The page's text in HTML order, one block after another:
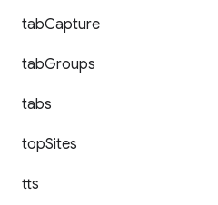
tabCapture
tabGroups
tabs
topSites
tts